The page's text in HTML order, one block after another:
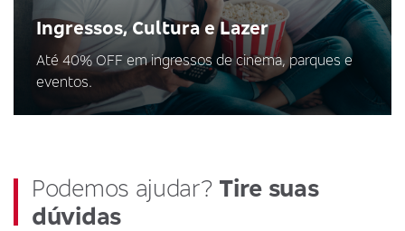
Ingressos, Cultura e Lazer
Até 40% OFF em ingressos de cinema, parques e
eventos.
Podemos ajudar? Tire suas
dúvidas